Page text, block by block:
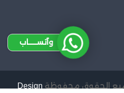
Design
وآتســــاب